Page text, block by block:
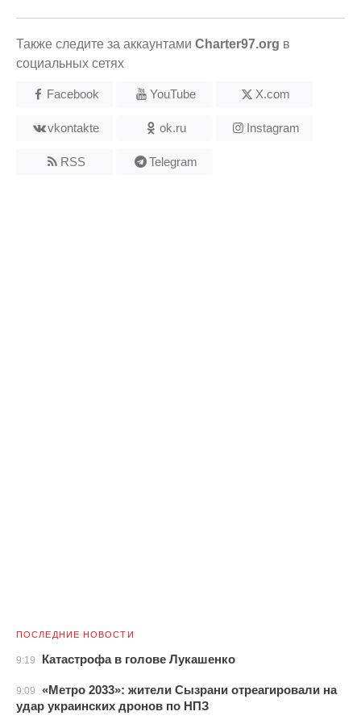
Также следите за аккаунтами Charter97.org в
социальных сетях
Facebook YouTube X.com
vkontakte ok.ru Instagram
RSS Telegram
ПОСЛЕДНИЕ НОВОСТИ
9:19 Катастрофа в голове Лукашенко
9:09
«Метро 2033»: жители Сызрани отреагировали на
удар украинских дронов по НПЗ